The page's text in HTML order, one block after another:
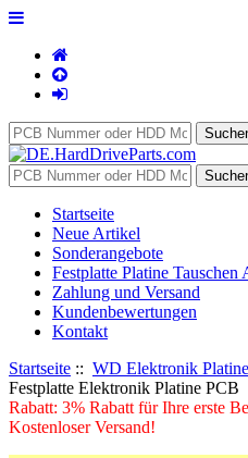
Startseite
Neue Artikel
Sonderangebote
Festplatte Platine Tauschen
Zahlung und Versand
Kundenbewertungen
Kontakt
Startseite :: WD Elektronik Platine
Festplatte Elektronik Platine PCB
Rabatt: 3% Rabatt für Ihre erste
Kostenloser Versand!